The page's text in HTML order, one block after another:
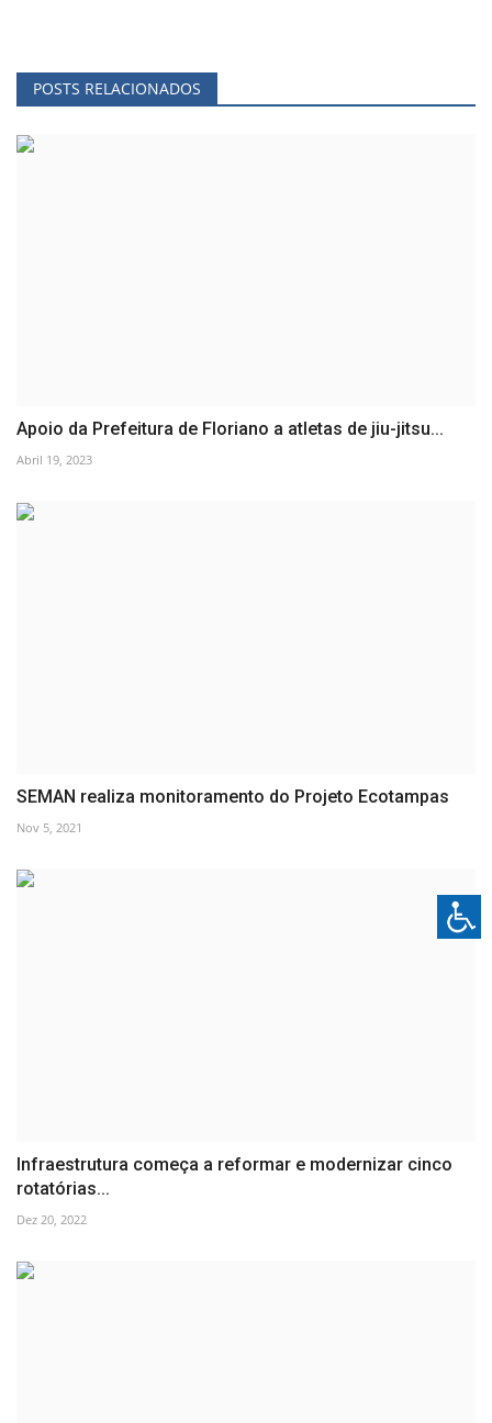
POSTS RELACIONADOS
Apoio da Prefeitura de Floriano a atletas de jiu-jitsu...
Abril 19, 2023
SEMAN realiza monitoramento do Projeto Ecotampas
Nov 5, 2021
Infraestrutura começa a reformar e modernizar cinco
rotatórias...
Dez 20, 2022